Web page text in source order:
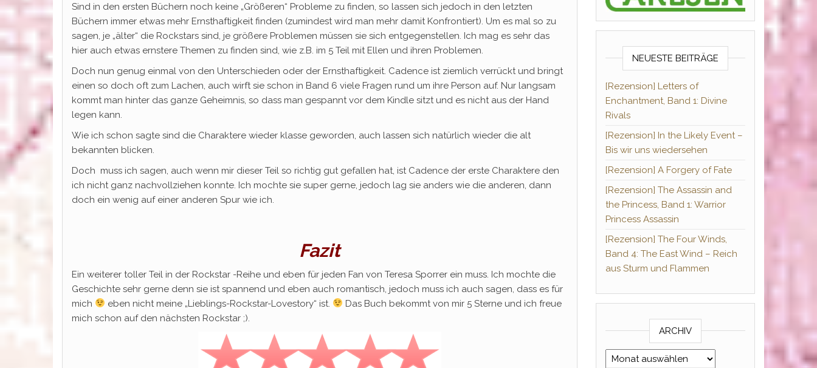
Sind in den ersten Büchern noch keine „Größeren“ Probleme zu finden, so lassen sich jedoch in den letzten
Büchern immer etwas mehr Ernsthaftigkeit finden (zumindest wird man mehr damit Konfrontiert). Um es mal so zu
sagen, je „älter“ die Rockstars sind, je größere Problemen müssen sie sich entgegenstellen. Ich mag es sehr das
hier auch etwas ernstere Themen zu finden sind, wie z.B. im 5 Teil mit Ellen und ihren Problemen.
Doch nun genug einmal von den Unterschieden oder der Ernsthaftigkeit. Cadence ist ziemlich verrückt und bringt
einen so doch oft zum Lachen, auch wirft sie schon in Band 6 viele Fragen rund um ihre Person auf. Nur langsam
kommt man hinter das ganze Geheimnis, so dass man gespannt vor dem Kindle sitzt und es nicht aus der Hand
legen kann.
Wie ich schon sagte sind die Charaktere wieder klasse geworden, auch lassen sich natürlich wieder die alt
bekannten blicken.
Doch muss ich sagen, auch wenn mir dieser Teil so richtig gut gefallen hat, ist Cadence der erste Charaktere den
ich nicht ganz nachvollziehen konnte. Ich mochte sie super gerne, jedoch lag sie anders wie die anderen, dann
doch ein wenig auf einer anderen Spur wie ich.
Fazit
Ein weiterer toller Teil in der Rockstar -Reihe und eben für jeden Fan von Teresa Sporrer ein muss. Ich mochte die
Geschichte sehr gerne denn sie ist spannend und eben auch romantisch, jedoch muss ich auch sagen, dass es für
mich
eben nicht meine „Lieblings-Rockstar-Lovestory“ ist.
Das Buch bekommt von mir 5 Sterne und ich freue
mich schon auf den nächsten Rockstar ;).
NEUESTE BEITRÄGE
[Rezension] Letters of
Enchantment, Band 1: Divine
Rivals
[Rezension] In the Likely Event –
Bis wir uns wiedersehen
[Rezension] A Forgery of Fate
[Rezension] The Assassin and
the Princess, Band 1: Warrior
Princess Assassin
[Rezension] The Four Winds,
Band 4: The East Wind – Reich
aus Sturm und Flammen
ARCHIV
Archiv